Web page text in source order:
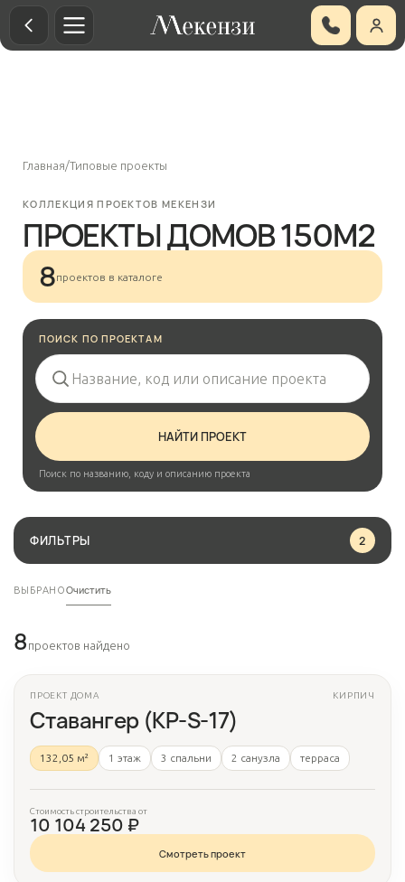
Главная/Типовые проекты
КОЛЛЕКЦИЯ ПРОЕКТОВ МЕКЕНЗИ
ПРОЕКТЫ ДОМОВ 150М2
8проектов в каталоге
ПОИСК ПО ПРОЕКТАМ
НАЙТИ ПРОЕКТ
Поиск по названию, коду и описанию проекта
ФИЛЬТРЫ 2
ВЫБРАНООчистить
8 проектов найдено
3 фото
ПРОЕКТ ДОМА КИРПИЧ
Ставангер (КР-S-17)
132,05 м² 1 этаж 3 спальни 2 санузла терраса
Стоимость строительства от
10 104 250 ₽
Смотреть проект